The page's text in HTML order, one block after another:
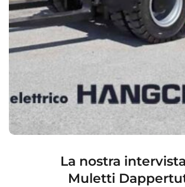
La nostra
Muletti